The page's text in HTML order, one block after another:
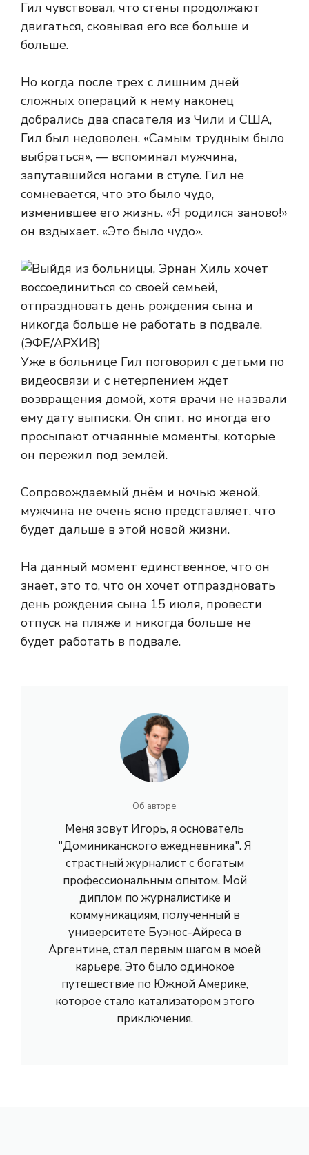
Гил чувствовал, что стены продолжают
двигаться, сковывая его все больше и
больше.
Но когда после трех с лишним дней
сложных операций к нему наконец
добрались два спасателя из Чили и США,
Гил был недоволен. «Самым трудным было
выбраться», — вспоминал мужчина,
запутавшийся ногами в стуле. Гил не
сомневается, что это было чудо,
изменившее его жизнь. «Я родился заново!»
он вздыхает. «Это было чудо».
Уже в больнице Гил поговорил с детьми по
видеосвязи и с нетерпением ждет
возвращения домой, хотя врачи не назвали
ему дату выписки. Он спит, но иногда его
просыпают отчаянные моменты, которые
он пережил под землей.
Сопровождаемый днём и ночью женой,
мужчина не очень ясно представляет, что
будет дальше в этой новой жизни.
На данный момент единственное, что он
знает, это то, что он хочет отпраздновать
день рождения сына 15 июля, провести
отпуск на пляже и никогда больше не
будет работать в подвале.
Об авторе
Меня зовут Игорь, я основатель
"Доминиканского ежедневника". Я
страстный журналист с богатым
профессиональным опытом. Мой
диплом по журналистике и
коммуникациям, полученный в
университете Буэнос-Айреса в
Аргентине, стал первым шагом в моей
карьере. Это было одинокое
путешествие по Южной Америке,
которое стало катализатором этого
приключения.